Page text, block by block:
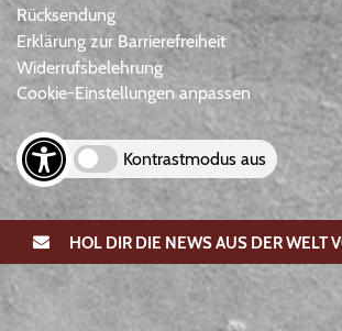
Rücksendung
Erklärung zur Barrierefreiheit
Widerrufsbelehrung
Cookie-Einstellungen anpassen
Kontrastmodus aus
HOL DIR DIE NEWS AUS DER WELT